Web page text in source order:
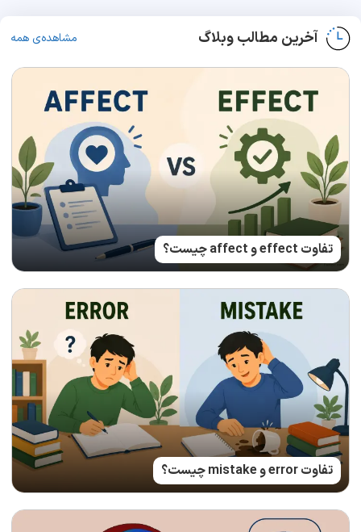
آخرین مطالب وبلاگ مشاهده‌ی همه
تفاوت effect و affect چیست؟
تفاوت error و mistake چیست؟